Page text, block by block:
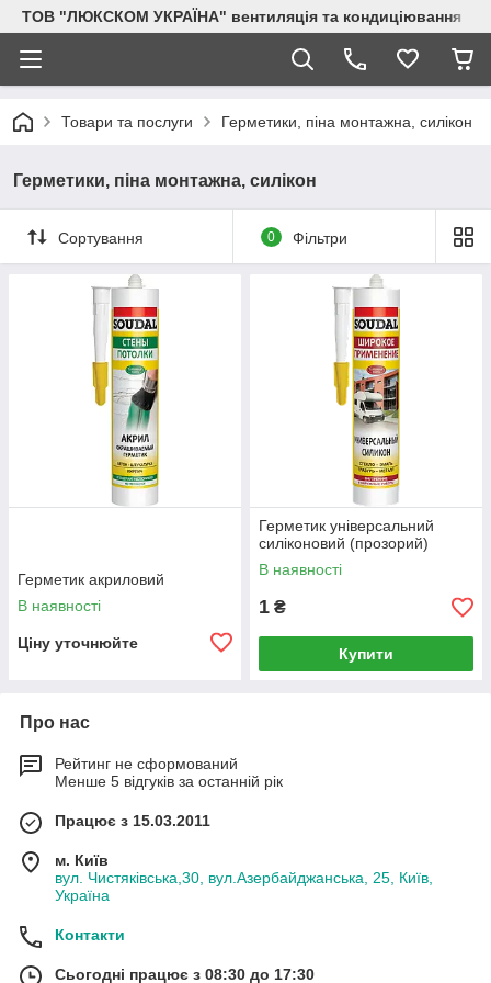
ТОВ "ЛЮКСКОМ УКРАЇНА" вентиляція та кондиціювання
Товари та послуги Герметики, піна монтажна, силікон
Герметики, піна монтажна, силікон
Сортування 0 Фільтри
Герметик акриловий
В наявності
Ціну уточнюйте
Герметик універсальний
силіконовий (прозорий)
В наявності
1 ₴
Купити
Про нас
Рейтинг не сформований
Менше 5 відгуків за останній рік
Працює з 15.03.2011
м. Київ
вул. Чистяківська,30, вул.Азербайджанська, 25, Київ,
Україна
Контакти
Сьогодні працює з 08:30 до 17:30